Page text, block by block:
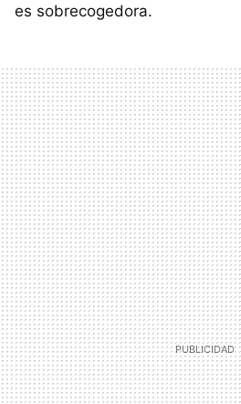
es sobrecogedora.